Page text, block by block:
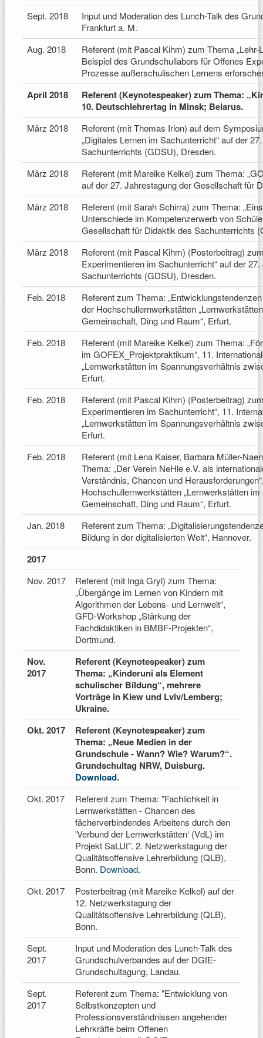
Sept. 2018
Input und Moderation des Lunch-Talk des
Frankfurt a. M.
Aug. 2018
Referent (mit Pascal Kihm) zum Thema
Beispiel des Grundschullabors für Offenes
Prozesse außerschulischen Lernens
April 2018
Referent (Keynotespeaker) zum Thema:
10. Deutschlehrertag in Minsk; Belarus.
März 2018
Referent (mit Thomas Irion) auf dem
„Digitales Lernen im Sachunterricht“ auf der
Sachunterrichts (GDSU), Dresden.
März 2018
Referent (mit Mareike Kelkel) zum Thema:
auf der 27. Jahrestagung der Gesellschaft für
März 2018
Referent (mit Sarah Schirra) zum Thema:
Unterschiede im Kompetenzerwerb von
Gesellschaft für Didaktik des Sachunterrichts
März 2018
Referent (mit Pascal Kihm) (Posterbeitrag)
Experimentieren im Sachunterricht“ auf der
Sachunterrichts (GDSU), Dresden.
Feb. 2018
Referent zum Thema:
der Hochschullernwerkstätten
Gemeinschaft, Ding und Raum“, Erfurt.
Feb. 2018
Referent (mit Mareike Kelkel) zum Thema:
im GOFEX_Projektpraktikum“, 11.
„Lernwerkstätten im Spannungsverhältnis
Erfurt.
Feb. 2018
Referent (mit Pascal Kihm) (Posterbeitrag)
Experimentieren im Sachunterricht“, 11.
„Lernwerkstätten im Spannungsverhältnis
Erfurt.
Feb. 2018
Referent (mit Lena Kaiser, Barbara Müller-
Thema: „Der Verein NeHle e.V. als
Verständnis, Chancen und
Hochschullernwerkstätten „Lernwerkstätten
Gemeinschaft, Ding und Raum“, Erfurt.
Jan. 2018
Referent zum Thema:
Bildung in der digitalisierten Welt“, Hannover.
2017
Nov. 2017
Referent (mit Inga Gryl) zum Thema:
„Übergänge im Lernen von Kindern mit
Algorithmen der Lebens- und Lernwelt“,
GFD-Workshop „Stärkung der
Fachdidaktiken in BMBF-Projekten“,
Dortmund.
Nov.
2017
Referent (Keynotespeaker) zum
Thema: „Kinderuni als Element
schulischer Bildung“, mehrere
Vorträge in Kiew und Lviv/Lemberg;
Ukraine.
Okt. 2017
Referent (Keynotespeaker) zum
Thema: „Neue Medien in der
Grundschule - Wann? Wie? Warum?“.
Grundschultag NRW, Duisburg.
Download.
Okt. 2017
Referent zum Thema: "Fachlichkeit in
Lernwerkstätten - Chancen des
fächerverbindendes Arbeitens durch den
'Verbund der Lernwerkstätten‘ (VdL) im
Projekt SaLUt". 2. Netzwerkstagung der
Qualitätsoffensive Lehrerbildung (QLB),
Bonn. Download.
Okt. 2017
Posterbeitrag (mit Mareike Kelkel) auf der
12. Netzwerkstagung der
Qualitätsoffensive Lehrerbildung (QLB),
Bonn.
Sept.
2017
Input und Moderation des Lunch-Talk des
Grundschulverbandes auf der DGfE-
Grundschultagung, Landau.
Sept.
2017
Referent zum Thema: "Entwicklung von
Selbstkonzepten und
Professionsverständnissen angehender
Lehrkräfte beim Offenen